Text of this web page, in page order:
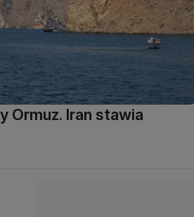
Ormuz. Iran stawia